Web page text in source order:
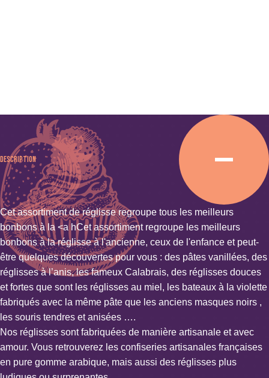
Description
Cet assortiment de réglisse regroupe tous les meilleurs
bonbons à la <a hCet assortiment regroupe les meilleurs
bonbons à la réglisse à l'ancienne, ceux de l'enfance et peut-
être quelques découvertes pour vous : des pâtes vanillées, des
réglisses à l’anis, lesfameux Calabrais, des réglisses douces
et fortes que sont les réglisses au miel , les bateaux à la violette
fabriqués avec la même pâte que les anciens masques noirs ,
les souris tendres et anisées ….
Nos réglisses sont fabriquées de manière artisanale et avec
amour. Vous retrouverez les confiseries artisanales françaises
en pure gomme arabique, mais aussi des réglisses plus